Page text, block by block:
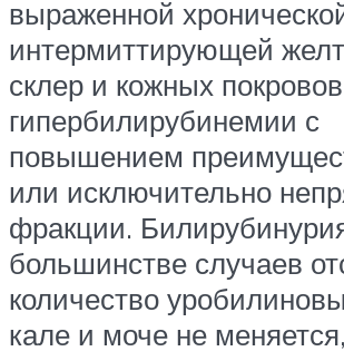
выраженной
интермиттирующей
склер и кожных
гипербилирубинемии с
повышением
или исключительно
фракции.
большинстве случаев
количество
кале и моче не